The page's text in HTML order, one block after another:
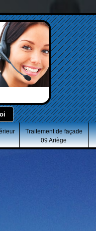
Traitement de façade
09 Ariège